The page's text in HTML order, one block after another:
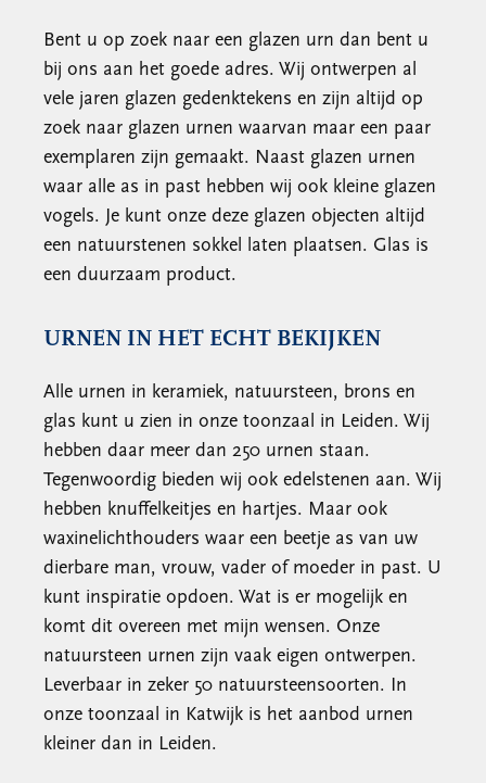
Bent u op zoek naar een glazen urn dan bent u
bij ons aan het goede adres. Wij ontwerpen al
vele jaren glazen gedenktekens en zijn altijd op
zoek naar glazen urnen waarvan maar een paar
exemplaren zijn gemaakt. Naast glazen urnen
waar alle as in past hebben wij ook kleine glazen
vogels. Je kunt onze deze glazen objecten altijd
een natuurstenen sokkel laten plaatsen. Glas is
een duurzaam product.
URNEN IN HET ECHT BEKIJKEN
Alle urnen in keramiek, natuursteen, brons en
glas kunt u zien in onze toonzaal in Leiden. Wij
hebben daar meer dan 250 urnen staan.
Tegenwoordig bieden wij ook edelstenen aan. Wij
hebben knuffelkeitjes en hartjes. Maar ook
waxinelichthouders waar een beetje as van uw
dierbare man, vrouw, vader of moeder in past. U
kunt inspiratie opdoen. Wat is er mogelijk en
komt dit overeen met mijn wensen. Onze
natuursteen urnen zijn vaak eigen ontwerpen.
Leverbaar in zeker 50 natuursteensoorten. In
onze toonzaal in Katwijk is het aanbod urnen
kleiner dan in Leiden.